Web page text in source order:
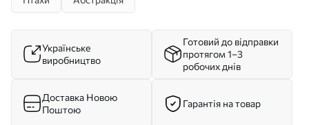
Українське
виробництво
Готовий до відправки
протягом 1–3
робочих днів
Доставка Новою
Поштою
Гарантія на товар